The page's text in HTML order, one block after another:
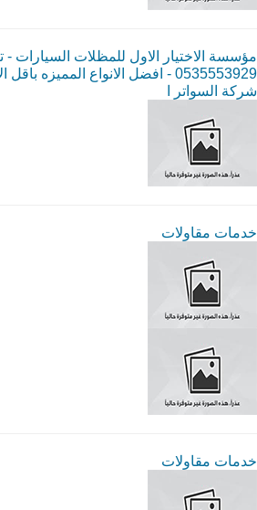
مؤسسة الاختيار الاول للمظلات السيارات
0535553929 - افضل الانواع المميزه
شركة السواتر ا
خدمات مقاولات
خدمات مقاولات